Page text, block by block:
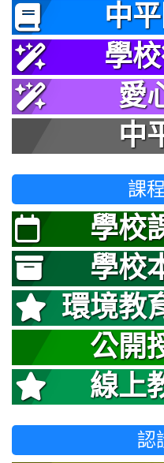
中
學
愛
中
課
學校
學校
環境教
公開
線上
認